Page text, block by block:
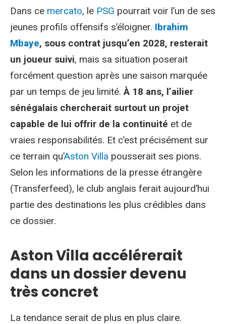
Dans ce mercato, le PSG pourrait voir l’un de ses
jeunes profils offensifs s’éloigner. Ibrahim
Mbaye, sous contrat jusqu’en 2028, resterait
un joueur suivi, mais sa situation poserait
forcément question après une saison marquée
par un temps de jeu limité.À 18 ans, l’ailier
sénégalais chercherait surtout un projet
capable de lui offrir de la continuité et de
vraies responsabilités. Et c’est précisément sur
ce terrain qu’Aston Villa pousserait ses pions.
Selon les informations de la presse étrangère
(Transferfeed), le club anglais ferait aujourd’hui
partie des destinations les plus crédibles dans
ce dossier.
Aston Villa accélérerait
dans un dossier devenu
très concret
La tendance serait de plus en plus claire.